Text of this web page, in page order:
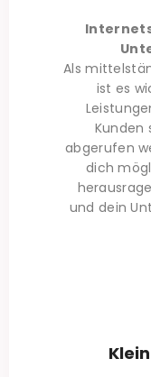
Als
ist es
Kunden
abgerufen
dich
und dein